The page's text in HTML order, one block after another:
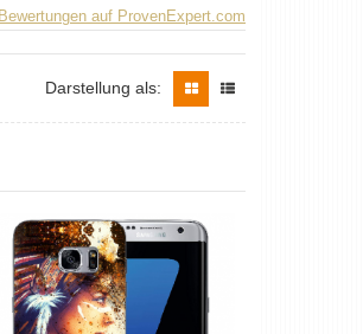
B2CPrint
hat5von
5
Bewertungen auf ProvenExpert.com
Darstellung als: